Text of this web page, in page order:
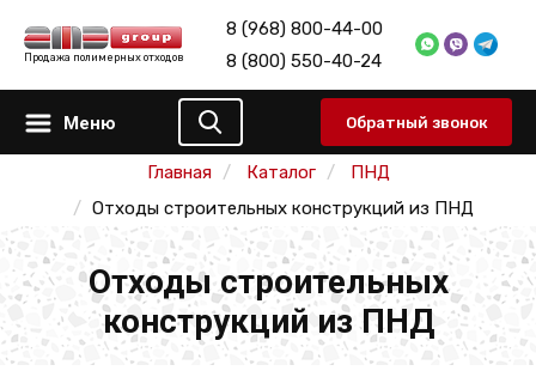
Продажа полимерных отходов
8 (968) 800-44-00
8 (800) 550-40-24
Меню Обратный звонок
Главная Каталог
ПНД
Отходы строительных конструкций из ПНД
Отходы строительных
конструкций из ПНД